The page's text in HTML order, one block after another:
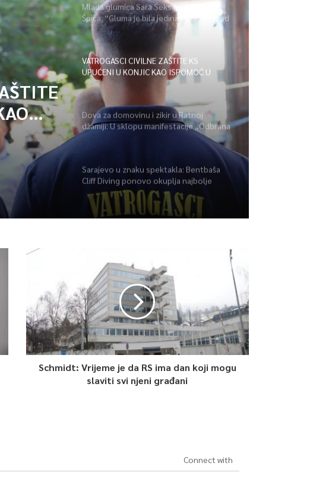
Mlada glumica Sara Seksan u emisiji
Špica: “Gluma je bila jedina opcija, uz rad
i disciplinu sve je moguće”
VATROGASCI CIVILNE ZAŠTITE KS
UPUĆENI U KONJIC KAO ISPOMOĆ U
GAŠENJU POŽARA
Dova za domovinu i zikir u Ratnoj
džamiji: U sklopu manifestacije „Odbrana
BiH – Igman 2026“ odana počast
Sarajevo u znaku spektakla: Bentbaša
Cliff Diving ponovo okuplja najbolje
skakače i vrhunsku zabavu
Schmidt: Vrijeme je da RS ima dan koji mogu
slaviti svi njeni građani
Connect with